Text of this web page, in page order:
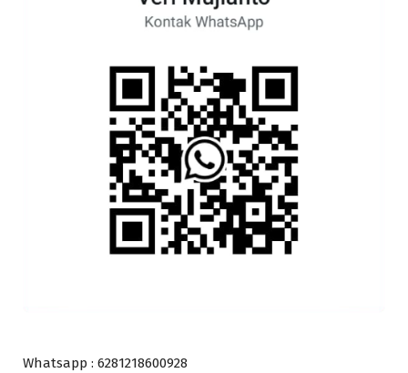
Whatsapp : 6281218600928